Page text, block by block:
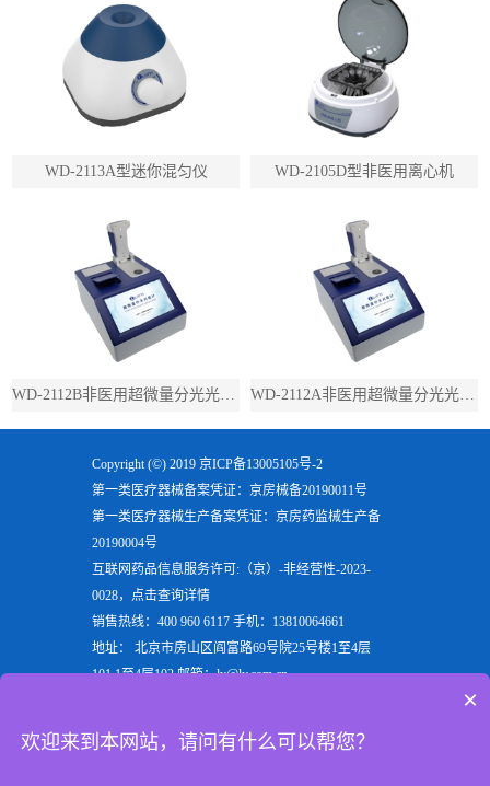
WD-2113A型迷你混匀仪 WD-2105D型非医用离心机
WD-2112B非医用超微量分光光度计（带荧光） WD-2112A非医用超微量分光光度计（不带荧光）
Copyright (©) 2019 京ICP备13005105号-2
第一类医疗器械备案凭证：京房械备20190011号
第一类医疗器械生产备案凭证：京房药监械生产备
20190004号
互联网药品信息服务许可:（京）-非经营性-2023-
0028，点击查询详情
销售热线：400 960 6117 手机：13810064661
地址： 北京市房山区阎富路69号院25号楼1至4层
101,1至4层102 邮箱：ly@ly.com.cn
仪
等实验室用检验分析产品，是电泳槽装置行业的重
×
欢迎来到本网站，请问有什么可以帮您？